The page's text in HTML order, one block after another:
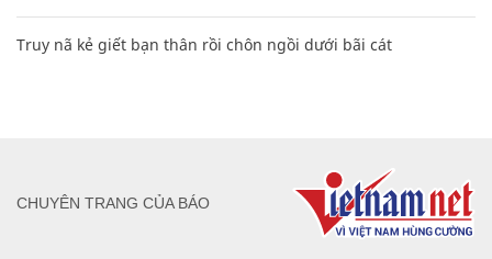
Truy nã kẻ giết bạn thân rồi chôn ngồi dưới bãi cát
CHUYÊN TRANG CỦA BÁO